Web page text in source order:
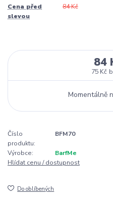
Cena před
slevou
84 Kč
84
75 Kč
Momentálně
Číslo
produktu:
BFM70
Výrobce:
BarfMe
Hlídat cenu / dostupnost
Do oblíbených